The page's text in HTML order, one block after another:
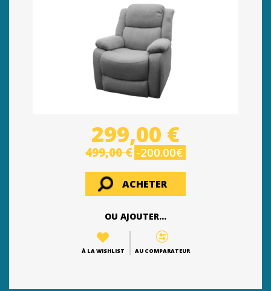
299,00 €
499,00 € -200.00€
ACHETER
OU AJOUTER...
À LA WISHLIST AU COMPARATEUR